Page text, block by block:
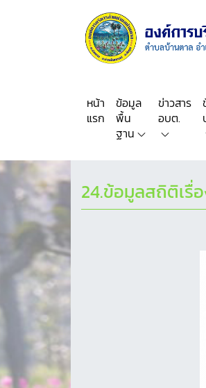
หน้า
แรก
ข้อมูล
พื้น
ฐาน
ข่าวสาร
อบต.
24.ข้อมูลสถิติเรื่